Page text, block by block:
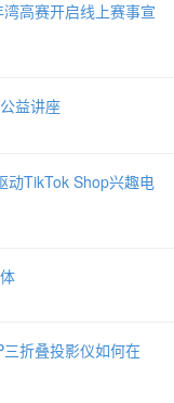
高赛开启线上赛事宣
益讲座
动TikTok Shop兴趣电
三折叠投影仪如何在